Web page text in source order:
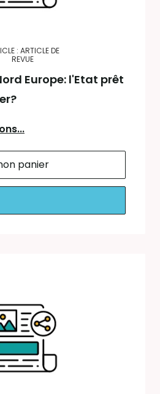
: ARTICLE DE
REVUE
Europe: l'Etat prêt
panier